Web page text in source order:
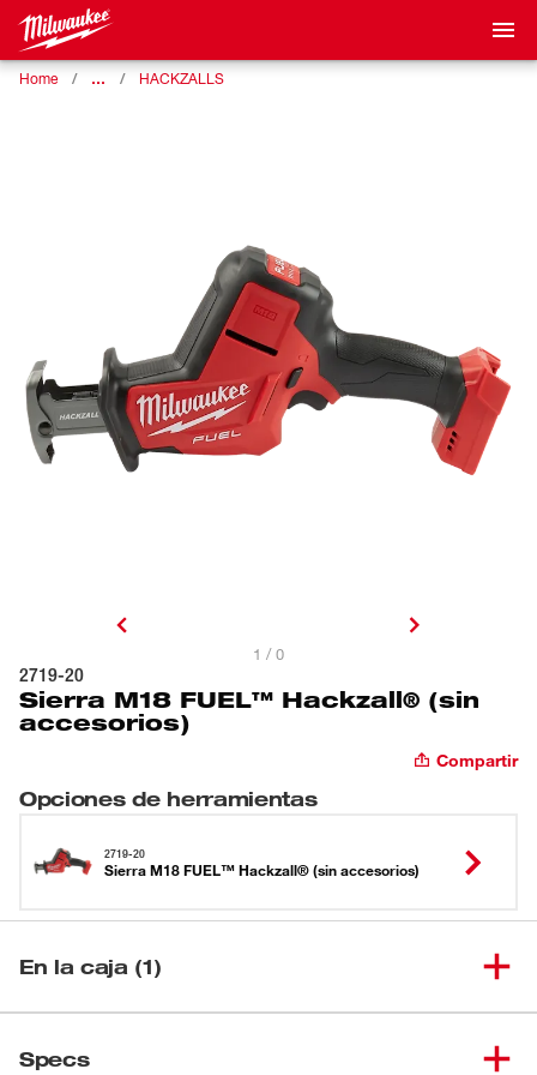
Home … HACKZALLS
1 / 0
2719-20
Sierra M18 FUEL™ Hackzall® (sin
accesorios)
Compartir
Opciones de herramientas
2719-20
Sierra M18 FUEL™ Hackzall® (sin accesorios)
En la caja (1)
Specs